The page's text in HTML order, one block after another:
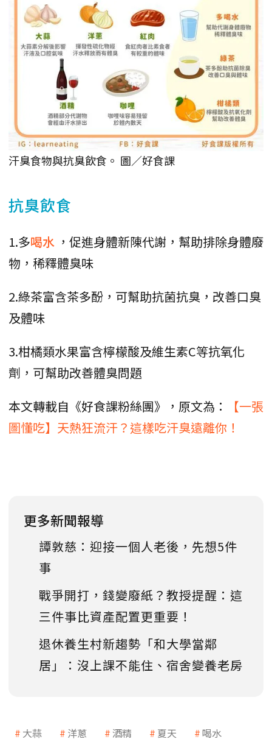
汗臭食物與抗臭飲食。 圖／好食課
抗臭飲食
1.多喝水 ，促進身體新陳代謝，幫助排除身體廢
物，稀釋體臭味
2.綠茶富含茶多酚，可幫助抗菌抗臭，改善口臭
及體味
3.柑橘類水果富含檸檬酸及維生素C等抗氧化
劑，可幫助改善體臭問題
本文轉載自《好食課粉絲團》，原文為：
【一張
圖懂吃】天熱狂流汗？這樣吃汗臭遠離你！
更多新聞報導
譚敦慈：迎接一個人老後，先想5件
事
戰爭開打，錢變廢紙？教授提醒：這
三件事比資產配置更重要！
退休養生村新趨勢「和大學當鄰
居」：沒上課不能住、宿舍變養老房
大蒜 洋蔥 酒精 夏天 喝水